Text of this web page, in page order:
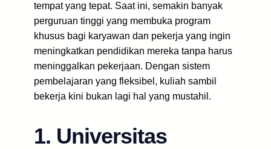
tempat yang tepat. Saat ini, semakin banyak
perguruan tinggi yang membuka program
khusus bagi karyawan dan pekerja yang ingin
meningkatkan pendidikan mereka tanpa harus
meninggalkan pekerjaan. Dengan sistem
pembelajaran yang fleksibel, kuliah sambil
bekerja kini bukan lagi hal yang mustahil.
1. Universitas